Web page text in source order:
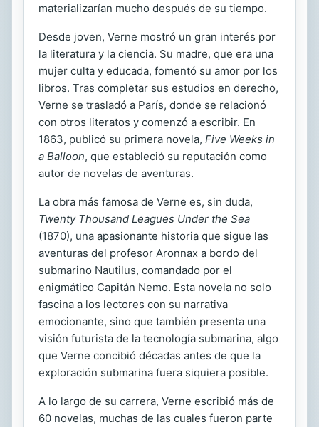
materializarían mucho después de su tiempo.
Desde joven, Verne mostró un gran interés por
la literatura y la ciencia. Su madre, que era una
mujer culta y educada, fomentó su amor por los
libros. Tras completar sus estudios en derecho,
Verne se trasladó a París, donde se relacionó
con otros literatos y comenzó a escribir. En
1863, publicó su primera novela, Five Weeks in
a Balloon, que estableció su reputación como
autor de novelas de aventuras.
La obra más famosa de Verne es, sin duda,
Twenty Thousand Leagues Under the Sea
(1870), una apasionante historia que sigue las
aventuras del profesor Aronnax a bordo del
submarino Nautilus, comandado por el
enigmático Capitán Nemo. Esta novela no solo
fascina a los lectores con su narrativa
emocionante, sino que también presenta una
visión futurista de la tecnología submarina, algo
que Verne concibió décadas antes de que la
exploración submarina fuera siquiera posible.
A lo largo de su carrera, Verne escribió más de
60 novelas, muchas de las cuales fueron parte